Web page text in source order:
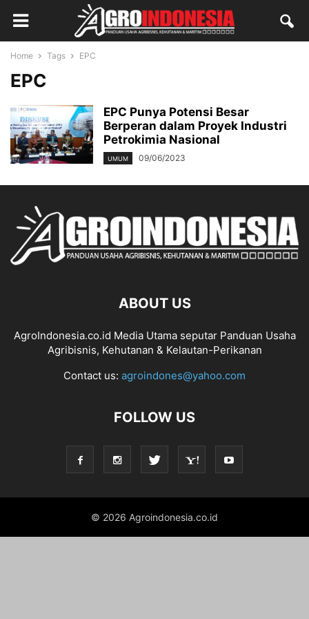
Home Tags EPC
EPC
EPC Punya Potensi Besar
Berperan dalam Proyek Industri
Petrokimia Nasional
UMUM 09/06/2023
ABOUT US
AgroIndonesia.co.id Media Utama seputar Panduan Usaha
Agribisnis, Kehutanan & Kelautan-Perikanan
Contact us: agroindones@yahoo.com
FOLLOW US
© 2026 Agroindonesia.co.id